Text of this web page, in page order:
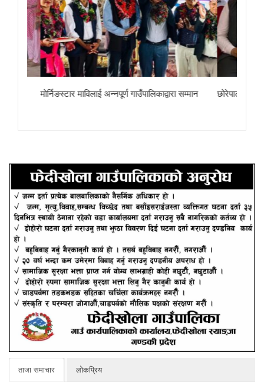
मोर्निङस्टार माविलाई अन्नपूर्ण गाउँपालिकाद्वारा सम्मान छोरेपाटन मा.
ताजा समाचार लोकप्रिय